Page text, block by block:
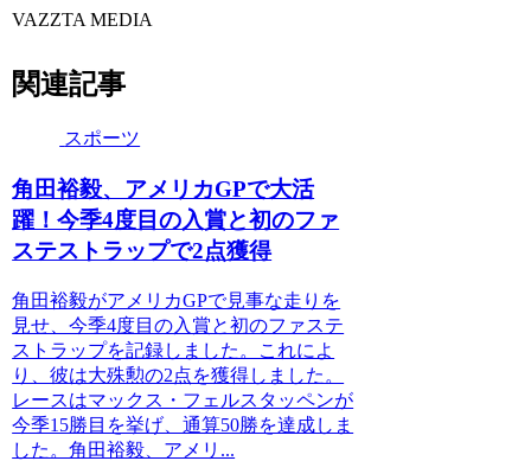
VAZZTA MEDIA
関連記事
スポーツ
角田裕毅、アメリカGPで大活
躍！今季4度目の入賞と初のファ
ステストラップで2点獲得
角田裕毅がアメリカGPで見事な走りを
見せ、今季4度目の入賞と初のファステ
ストラップを記録しました。これによ
り、彼は大殊勲の2点を獲得しました。
レースはマックス・フェルスタッペンが
今季15勝目を挙げ、通算50勝を達成しま
した。角田裕毅、アメリ...